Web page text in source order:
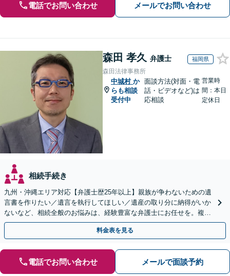
電話でお問い合わせ メールでお問い合わせ
森田 孝久 弁護士 福岡県
森田法律事務所
中城村 か
らも相談
受付中
面談方法(対面・電
話・ビデオなど)は
応相談
営業時
間：本日
定休日
相続手続き
九州・沖縄エリア対応【弁護士歴25年以上】親族が争わないための遺
言書を作りたい／遺言を執行してほしい／遺産の取り分に納得がいか
ないなど、相続全般のお悩みは、経験豊富な弁護士にお任せを。複雑
な問題も粘り強く対応し、解決に導きます。
料金表を見る
電話でお問い合わせ メールで面談予約